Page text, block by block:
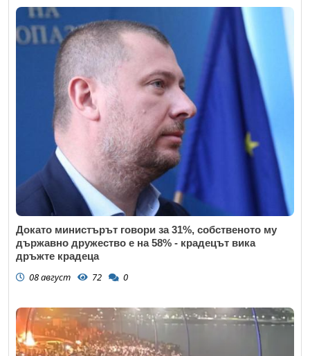
Докато министърът говори за 31%, собственото му
държавно дружество е на 58% - крадецът вика
дръжте крадеца
08 август 72 0